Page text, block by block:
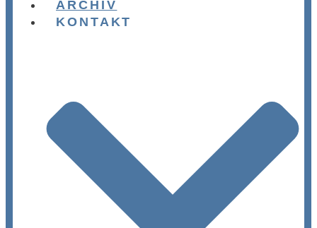
ARCHIV
KONTAKT